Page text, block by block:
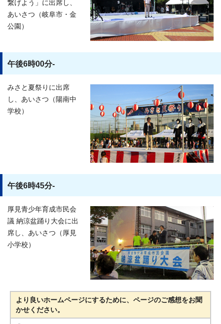
繋げよう」に出席し、
あいさつ（岐阜市・金
公園）
午後6時00分-
みさと夏祭りに出席
し、あいさつ（陽南中
学校）
午後6時45分-
厚見青少年育成市民会
議 納涼盆踊り大会に出
席し、あいさつ（厚見
小学校）
より良いホームページにするために、ページのご感想をお聞
かせください。